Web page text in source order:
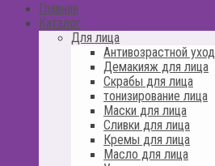
Главная
Каталог
Для лица
Антивозрастной уход
Демакияж для лица
Скрабы для лица
тонизирование лица
Маски для лица
Сливки для лица
Кремы для лица
Масло для лица